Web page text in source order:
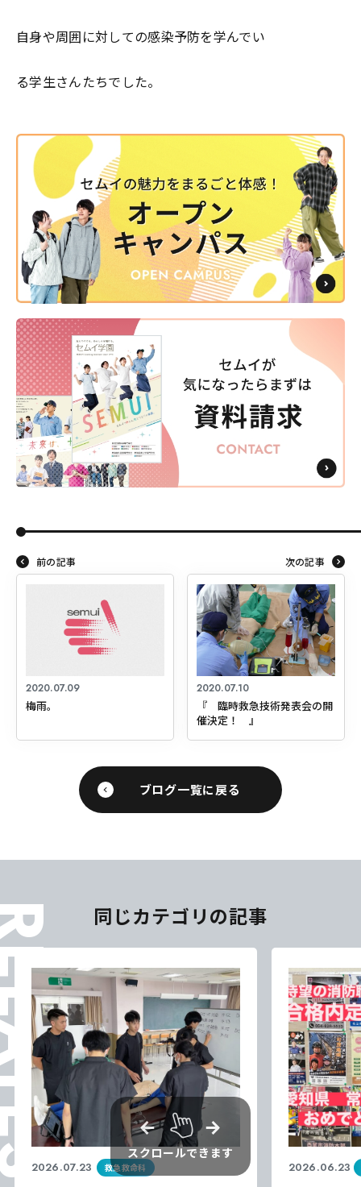
自身や周囲に対しての感染予防を学んでい
る学生さんたちでした。
前の記事
2020.07.09
梅雨。
次の記事
2020.07.10
『 臨時救急技術発表会の開
催決定！ 』
ブログ一覧に戻る
同じカテゴリの記事
2026.07.23 救急救命科 2026.06.23
スクロールできます